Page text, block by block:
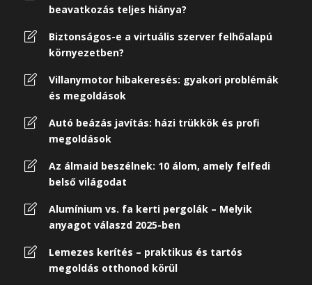
beavatkozás teljes hiánya?
Biztonságos-e a virtuális szerver felhőalapú
környezetben?
Villanymotor hibakeresés: gyakori problémák
és megoldások
Autó beázás javítás: házi trükkök és profi
megoldások
Az álmaid beszélnek: 10 álom, amely felfedi
belső világodat
Alumínium vs. fa kerti pergolák – Melyik
anyagot válaszd 2025-ben
Lemezes kerítés – praktikus és tartós
megoldás otthonod körül